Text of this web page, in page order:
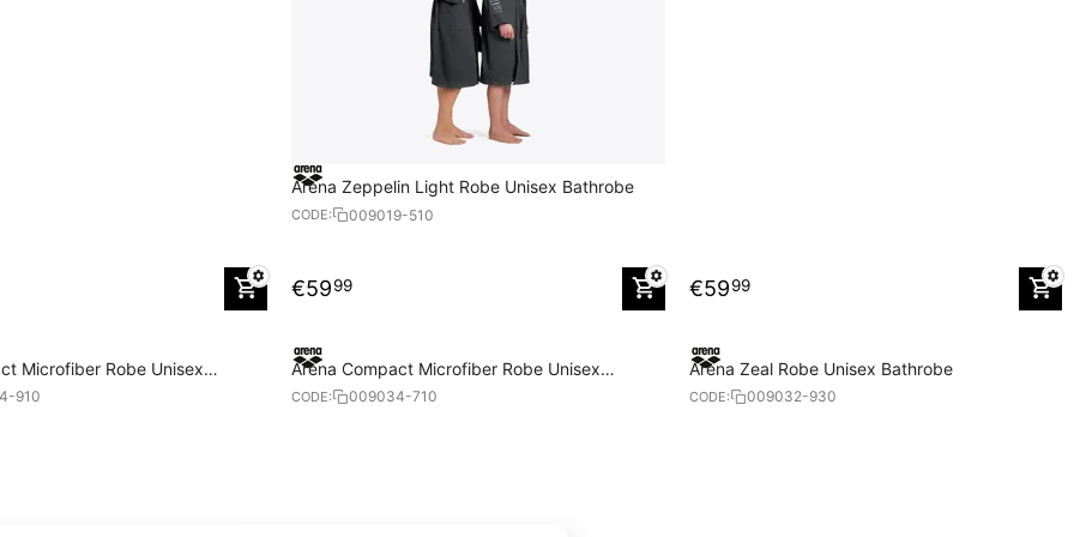
Arena Zeppelin Light Robe Unisex Bathrobe
CODE: 009019-510
€5999 €5999
Microfiber Robe Unisex
910
Arena Compact Microfiber Robe Unisex
Bathrobe
CODE: 009034-710
Arena Zeal Robe Unisex Bathrobe
CODE: 009032-930